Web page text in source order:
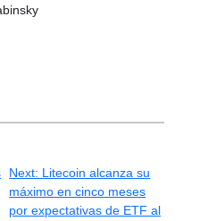
Next: Litecoin alcanza su
máximo en cinco meses
por expectativas de ETF al